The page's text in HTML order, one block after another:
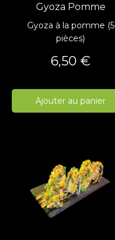
Gyoza Pomme
Gyoza à la pomme (5
pièces)
Prix
6,50 €
Ajouter au panier